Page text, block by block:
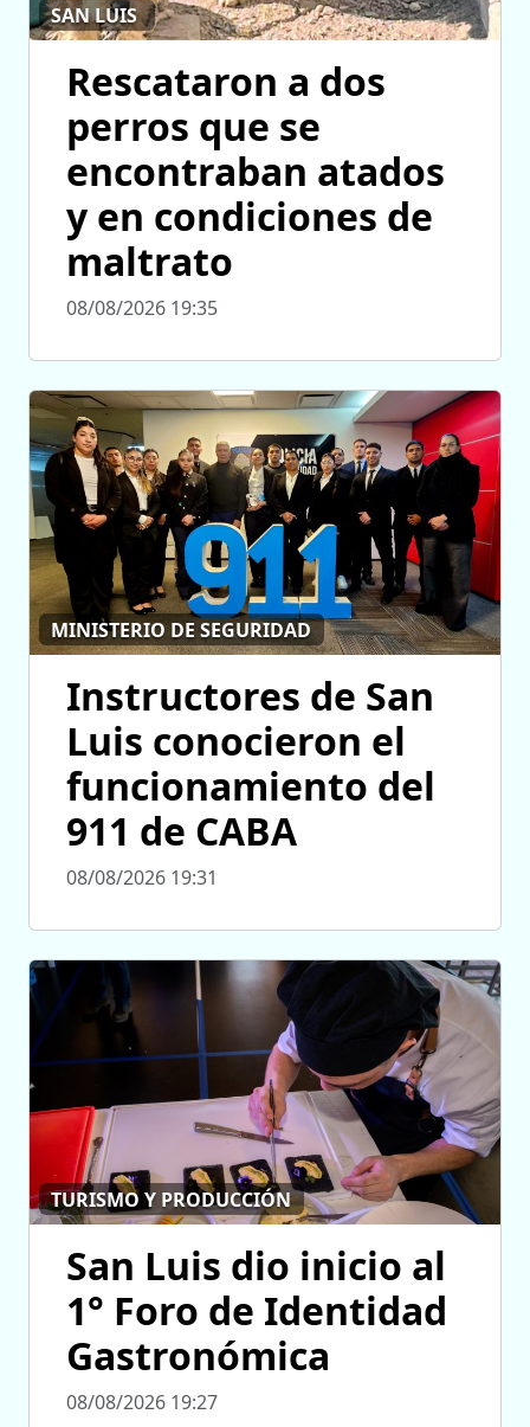
SAN LUIS
Rescataron a dos
perros que se
encontraban atados
y en condiciones de
maltrato
08/08/2026 19:35
MINISTERIO DE SEGURIDAD
Instructores de San
Luis conocieron el
funcionamiento del
911 de CABA
08/08/2026 19:31
TURISMO Y PRODUCCIÓN
San Luis dio inicio al
1° Foro de Identidad
Gastronómica
08/08/2026 19:27